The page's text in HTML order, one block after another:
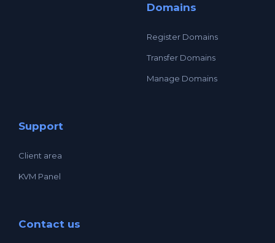
Domains
Register Domains
Transfer Domains
Manage Domains
Support
Client area
KVM Panel
Contact us